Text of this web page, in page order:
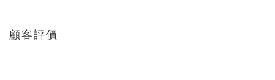
顧客評價